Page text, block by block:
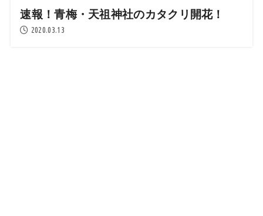
速報！青梅・天祖神社のカタクリ開花！
2020.03.13